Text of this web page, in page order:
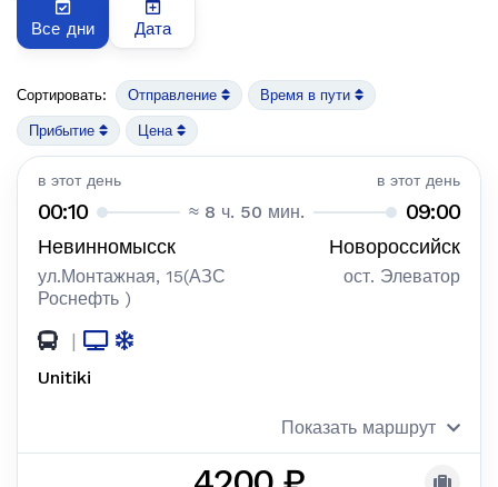
Все дни Дата
Сортировать: Отправление Время в пути
Прибытие Цена
в этот день в этот день
00:10 ≈ 8 ч. 50 мин. 09:00
Невинномысск Новороссийск
ул.Монтажная, 15(АЗС
Роснефть )
ост. Элеватор
|
Unitiki
Показать маршрут